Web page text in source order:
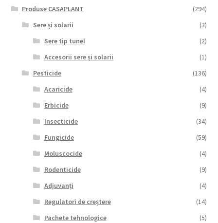
Produse CASAPLANT
(294)
Sere și solarii
(3)
Sere tip tunel
(2)
Accesorii sere și solarii
(1)
Pesticide
(136)
Acaricide
(4)
Erbicide
(9)
Insecticide
(34)
Fungicide
(59)
Moluscocide
(4)
Rodenticide
(9)
Adjuvanți
(4)
Regulatori de creștere
(14)
Pachete tehnologice
(5)